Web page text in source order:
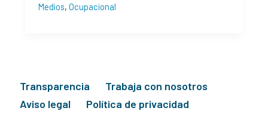
la
Medios,Ocupacional
Transparencia
Trabaja con nosotros
Aviso legal
Política de privacidad